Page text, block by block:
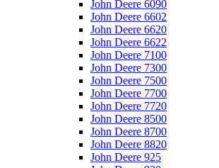
John Deere 6090
John Deere 6602
John Deere 6620
John Deere 6622
John Deere 7100
John Deere 7300
John Deere 7500
John Deere 7700
John Deere 7720
John Deere 8500
John Deere 8700
John Deere 8820
John Deere 925